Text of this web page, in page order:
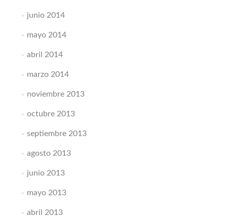
junio 2014
mayo 2014
abril 2014
marzo 2014
noviembre 2013
octubre 2013
septiembre 2013
agosto 2013
junio 2013
mayo 2013
abril 2013